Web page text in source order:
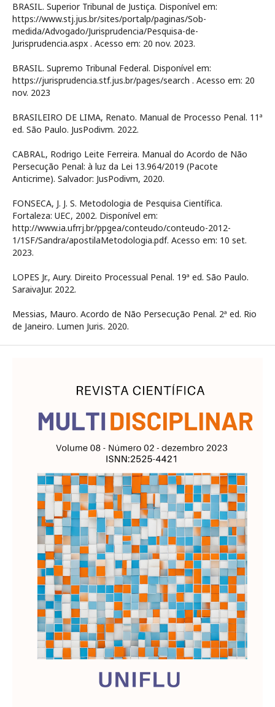
BRASIL. Superior Tribunal de Justiça. Disponível em:
https://www.stj.jus.br/sites/portalp/paginas/Sob-
medida/Advogado/Jurisprudencia/Pesquisa-de-
Jurisprudencia.aspx . Acesso em: 20 nov. 2023.
BRASIL. Supremo Tribunal Federal. Disponível em:
https://jurisprudencia.stf.jus.br/pages/search . Acesso em: 20
nov. 2023
BRASILEIRO DE LIMA, Renato. Manual de Processo Penal. 11ª
ed. São Paulo. JusPodivm. 2022.
CABRAL, Rodrigo Leite Ferreira. Manual do Acordo de Não
Persecução Penal: à luz da Lei 13.964/2019 (Pacote
Anticrime). Salvador: JusPodivm, 2020.
FONSECA, J. J. S. Metodologia de Pesquisa Científica.
Fortaleza: UEC, 2002. Disponível em:
http://www.ia.ufrrj.br/ppgea/conteudo/conteudo-2012-
1/1SF/Sandra/apostilaMetodologia.pdf. Acesso em: 10 set.
2023.
LOPES Jr., Aury. Direito Processual Penal. 19ª ed. São Paulo.
SaraivaJur. 2022.
Messias, Mauro. Acordo de Não Persecução Penal. 2ª ed. Rio
de Janeiro. Lumen Juris. 2020.